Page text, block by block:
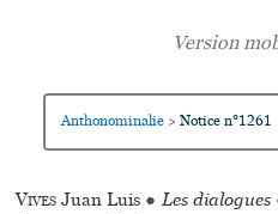
Anthonominalie > Notice n°1261
Vives Juan Luis ● Les dialogues